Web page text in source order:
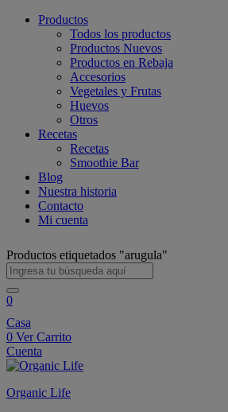
Productos
Todos los productos
Productos Nuevos
Productos en Rebaja
Accesorios
Vegetales y Frutas
Huevos
Otros
Recetas
Recetas
Smoothie Bar
Blog
Nuestra historia
Contacto
Mi cuenta
Productos etiquetados "arugula"
0
Casa
0 Ver Carrito
Cuenta
Organic Life